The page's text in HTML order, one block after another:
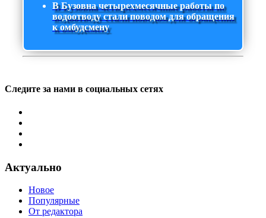
В Бузовна четырехмесячные работы по
водоотводу стали поводом для обращения
к омбудсмену
Следите за нами в социальных сетях
Актуально
Новое
Популярные
От редактора